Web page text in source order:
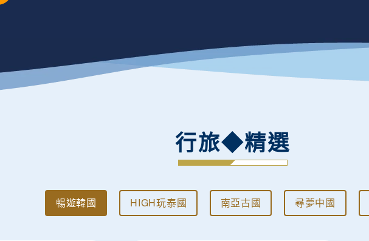
行旅◆精選
暢遊韓國 HIGH玩泰國 南亞古國 尋夢中國